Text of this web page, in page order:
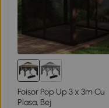
Foisor Pop Up 3 x 3m Cu
Plasa, Bej